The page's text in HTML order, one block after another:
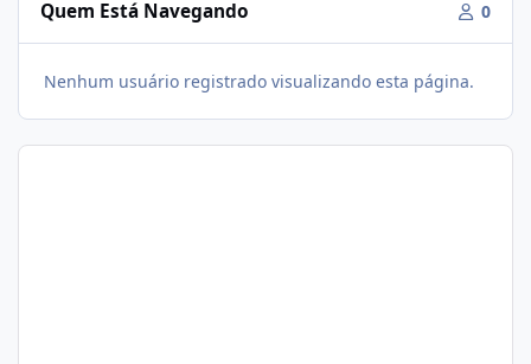
Quem Está Navegando 0
Nenhum usuário registrado visualizando esta página.